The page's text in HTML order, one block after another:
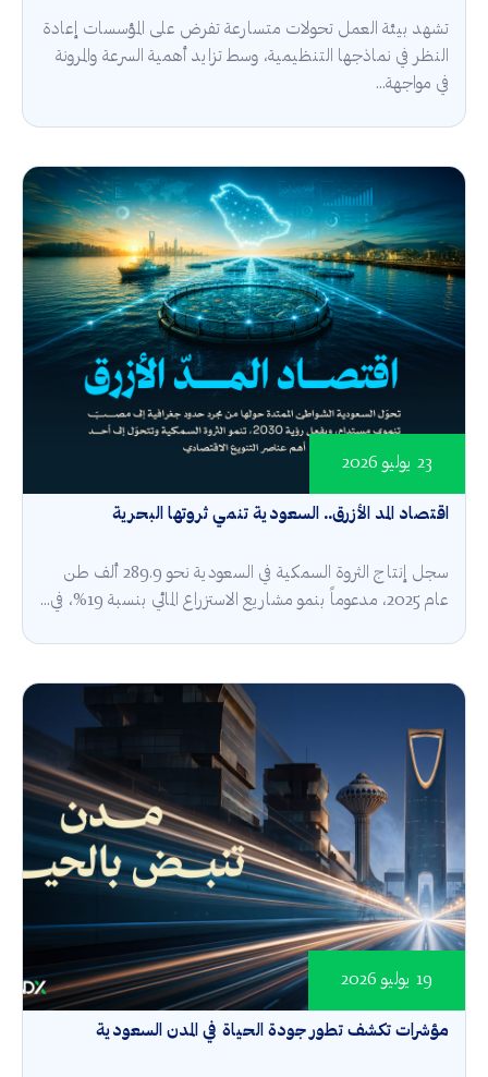
تشهد بيئة العمل تحولات متسارعة تفرض على المؤسسات إعادة
النظر في نماذجها التنظيمية، وسط تزايد أهمية السرعة والمرونة
في مواجهة...
اقتصاد المد الأزرق.. السعودية تنمي ثروتها البحرية
23 يوليو 2026
سجل إنتاج الثروة السمكية في السعودية نحو 289.9 ألف طن
عام 2025، مدعوماً بنمو مشاريع الاستزراع المائي بنسبة 19%، في...
مؤشرات تكشف تطور جودة الحياة في المدن السعودية
19 يوليو 2026